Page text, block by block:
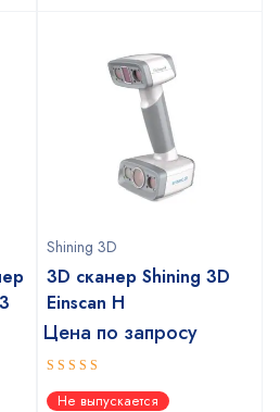
Shining 3D
3D сканер Shining 3D
Einscan H
Цена по запросу
5out of 5
Не выпускается